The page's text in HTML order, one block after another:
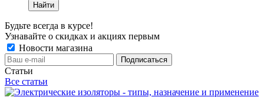
Найти
Будьте всегда в курсе!
Узнавайте о скидках и акциях первым
Новости магазина
Статьи
Все статьи